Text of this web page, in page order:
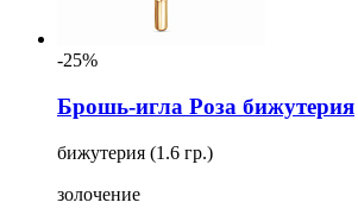
-25%
Брошь-игла Роза бижутерия
бижутерия (1.6 гр.)
золочение